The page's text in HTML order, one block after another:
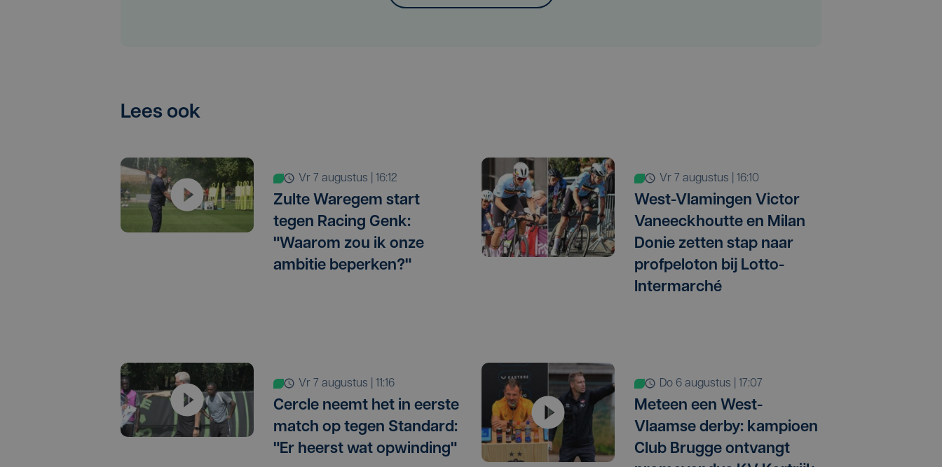
Lees ook
vr 7 augustus | 16:12
Zulte Waregem start
tegen Racing Genk:
"Waarom zou ik onze
ambitie beperken?"
vr 7 augustus | 16:10
West-Vlamingen Victor
Vaneeckhoutte en Milan
Donie zetten stap naar
profpeloton bij Lotto-
Intermarché
vr 7 augustus | 11:16
Cercle neemt het in eerste
match op tegen Standard:
"Er heerst wat opwinding"
do 6 augustus | 17:07
Meteen een West-
Vlaamse derby: kampioen
Club Brugge ontvangt